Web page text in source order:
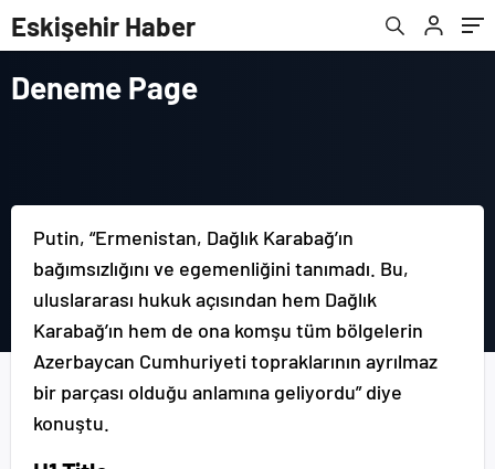
Eskişehir Haber
Deneme Page
Putin, “Ermenistan, Dağlık Karabağ’ın
bağımsızlığını ve egemenliğini tanımadı. Bu,
uluslararası hukuk açısından hem Dağlık
Karabağ’ın hem de ona komşu tüm bölgelerin
Azerbaycan Cumhuriyeti topraklarının ayrılmaz
bir parçası olduğu anlamına geliyordu” diye
konuştu.